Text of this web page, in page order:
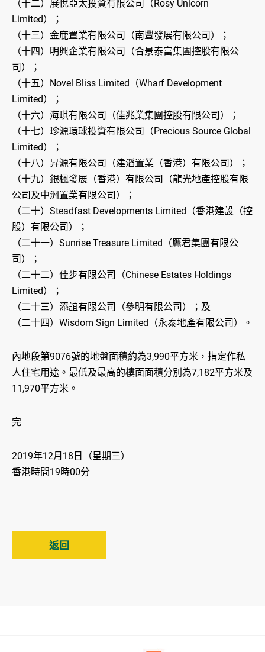
（十二）展悅亞太投資有限公司（Rosy Unicorn
Limited）；
（十三）金鹿置業有限公司（南豐發展有限公司）；
（十四）明興企業有限公司（合景泰富集團控股有限公
司）；
（十五）Novel Bliss Limited（Wharf Development
Limited）；
（十六）海琪有限公司（佳兆業集團控股有限公司）；
（十七）珍源環球投資有限公司（Precious Source Global
Limited）；
（十八）昇源有限公司（建滔置業（香港）有限公司）；
（十九）銀楓發展（香港）有限公司（龍光地產控股有限
公司及中洲置業有限公司）；
（二十）Steadfast Developments Limited（香港建設（控
股）有限公司）；
（二十一）Sunrise Treasure Limited（鷹君集團有限公
司）；
（二十二）佳步有限公司（Chinese Estates Holdings
Limited）；
（二十三）添誼有限公司（參明有限公司）；及
（二十四）Wisdom Sign Limited（永泰地產有限公司）。
內地段第9076號的地盤面積約為3,990平方米，指定作私
人住宅用途。最低及最高的樓面面積分別為7,182平方米及
11,970平方米。
完
2019年12月18日（星期三）
香港時間19時00分
返回